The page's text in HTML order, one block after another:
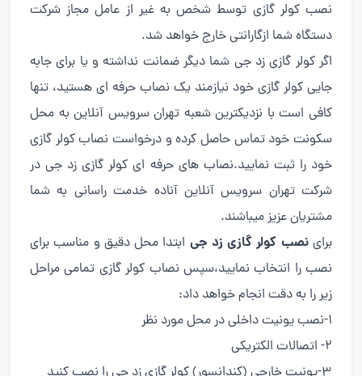
نصب کولر گازی توسط شخص به غیر از عامل مجاز شرکت
دستگاه شما ازگارانتی خارج خواهد شد.
اگر کولر گازی زد جی شما دیگر ضمانت نداشته و یا برای جابه
جایی کولر گازی خود نیازمند یک نصاب حرفه ای هستید، تنها
کافی است با نزدیکترین شعبه تهران سرویس آنلاین به محل
سکونت خود تماس حاصل کرده و درخواست نصاب کولر گازی
خود را ثبت نمایید.نصاب های حرفه ای کولر گازی زد جی در
شرکت تهران سرویس آنلاین آناده خدمت راسانی به شما
مشتریان عزیز میباشند.
براینصب کولر گازی زد جی ابتدا محل دقیق و مناسب برای
نصب را انتخاب نمایید،سپس نصاب کولر گازی تمامی مراحل
زیر را به دقت انجام خواهد داد:
1-نصب یونیت داخلی در محل مورد نظر
2- اتصالات الکتریکی